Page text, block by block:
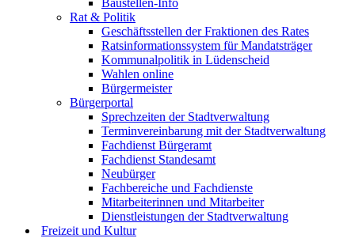
Baustellen-Info
Rat & Politik
Geschäftsstellen der Fraktionen des Rates
Ratsinformationssystem für Mandatsträger
Kommunalpolitik in Lüdenscheid
Wahlen online
Bürgermeister
Bürgerportal
Sprechzeiten der Stadtverwaltung
Terminvereinbarung mit der Stadtverwaltung
Fachdienst Bürgeramt
Fachdienst Standesamt
Neubürger
Fachbereiche und Fachdienste
Mitarbeiterinnen und Mitarbeiter
Dienstleistungen der Stadtverwaltung
Freizeit und Kultur